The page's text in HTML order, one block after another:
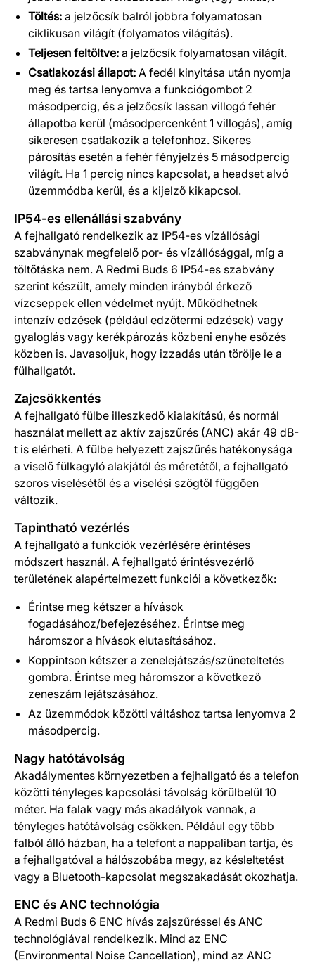
Töltés: a jelzőcsík balról jobbra folyamatosan
ciklikusan világít (folyamatos világítás).
Teljesen feltöltve: a jelzőcsík folyamatosan világít.
Csatlakozási állapot: A fedél kinyitása után nyomja
meg és tartsa lenyomva a funkciógombot 2
másodpercig, és a jelzőcsík lassan villogó fehér
állapotba kerül (másodpercenként 1 villogás), amíg
sikeresen csatlakozik a telefonhoz. Sikeres
párosítás esetén a fehér fényjelzés 5 másodpercig
világít. Ha 1 percig nincs kapcsolat, a headset alvó
üzemmódba kerül, és a kijelző kikapcsol.
IP54-es ellenállási szabvány
A fejhallgató rendelkezik az IP54-es vízállósági
szabványnak megfelelő por- és vízállósággal, míg a
töltőtáska nem. A Redmi Buds 6 IP54-es szabvány
szerint készült, amely minden irányból érkező
vízcseppek ellen védelmet nyújt. Működhetnek
intenzív edzések (például edzőtermi edzések) vagy
gyaloglás vagy kerékpározás közbeni enyhe esőzés
közben is. Javasoljuk, hogy izzadás után törölje le a
fülhallgatót.
Zajcsökkentés
A fejhallgató fülbe illeszkedő kialakítású, és normál
használat mellett az aktív zajszűrés (ANC) akár 49 dB-
t is elérheti. A fülbe helyezett zajszűrés hatékonysága
a viselő fülkagyló alakjától és méretétől, a fejhallgató
szoros viselésétől és a viselési szögtől függően
változik.
Tapintható vezérlés
A fejhallgató a funkciók vezérlésére érintéses
módszert használ. A fejhallgató érintésvezérlő
területének alapértelmezett funkciói a következők:
Érintse meg kétszer a hívások
fogadásához/befejezéséhez. Érintse meg
háromszor a hívások elutasításához.
Koppintson kétszer a zenelejátszás/szüneteltetés
gombra. Érintse meg háromszor a következő
zeneszám lejátszásához.
Az üzemmódok közötti váltáshoz tartsa lenyomva 2
másodpercig.
Nagy hatótávolság
Akadálymentes környezetben a fejhallgató és a telefon
közötti tényleges kapcsolási távolság körülbelül 10
méter. Ha falak vagy más akadályok vannak, a
tényleges hatótávolság csökken. Például egy több
falból álló házban, ha a telefont a nappaliban tartja, és
a fejhallgatóval a hálószobába megy, az késleltetést
vagy a Bluetooth-kapcsolat megszakadását okozhatja.
ENC és ANC technológia
A Redmi Buds 6 ENC hívás zajszűréssel és ANC
technológiával rendelkezik. Mind az ENC
(Environmental Noise Cancellation), mind az ANC